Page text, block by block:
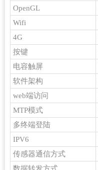
OpenGL
Wifi
4G
按键
电容触屏
软件架构
web端访问
MTP模式
多终端登陆
IPV6
传感器通信方式